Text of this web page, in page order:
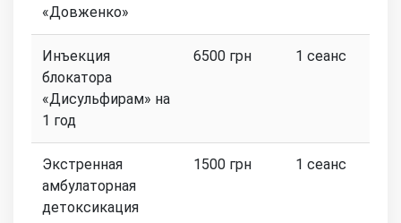
«Довженко»
Инъекция
блокатора
«Дисульфирам» на
1 год
6500 грн 1 сеанс
Экстренная
амбулаторная
детоксикация
1500 грн 1 сеанс